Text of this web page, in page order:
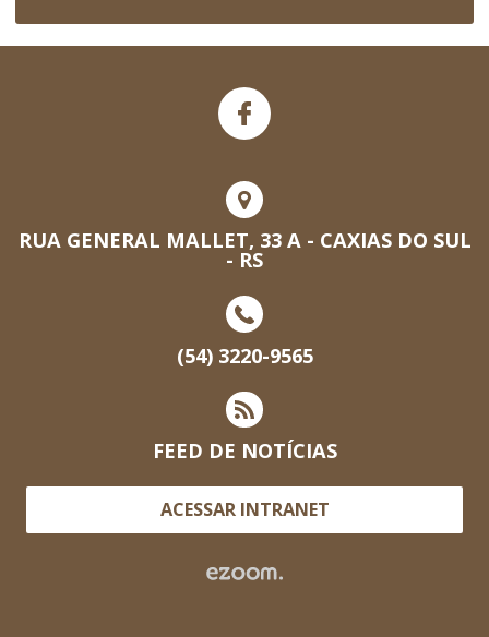
RUA GENERAL MALLET, 33 A - CAXIAS DO SUL
- RS
(54) 3220-9565
FEED DE NOTÍCIAS
ACESSAR INTRANET